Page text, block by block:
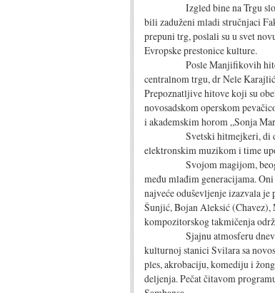
Izgled bine na Trgu
bili zaduženi mladi stručnjaci
prepuni trg, poslali su u svet
Evropske prestonice kulture.
Posle Manjifikovih hitova
centralnom trgu, dr Nele
Prepoznatljive hitove koji su
novosadskom operskom
i akademskim horom „Sonja
Svetski hitmejkeri, di džej
elektronskim muzikom i time
Svojom magijom,
među mlađim generacijama.
najveće oduševljenje izazvala
Šunjić, Bojan Aleksić
kompozitorskog takmičenja
Sjajnu atmosferu dnevne
kulturnoj stanici Svilara sa
ples, akrobaciju, komediju i
deljenja. Pečat čitavom